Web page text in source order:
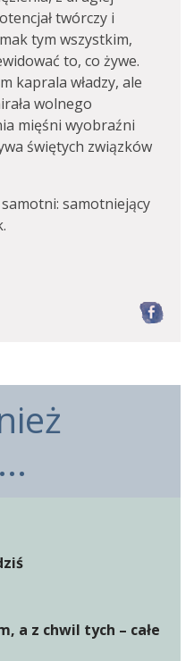
twórczy i
tym wszystkim,
to, co żywe.
kaprala władzy, ale
wolnego
mięśni wyobraźni
świętych związków
samotniejący
a z chwil tych – całe